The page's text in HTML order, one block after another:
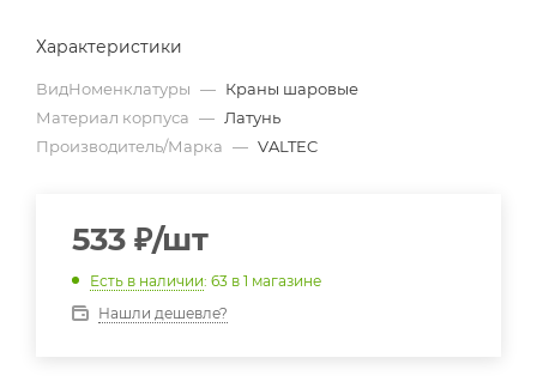
Характеристики
ВидНоменклатуры — Краны шаровые
Материал корпуса — Латунь
Производитель/Марка — VALTEC
533 ₽/шт
Есть в наличии: 63 в 1 магазине
Нашли дешевле?